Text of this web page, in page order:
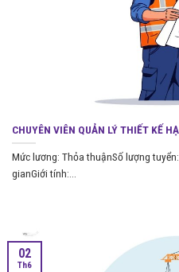
CHUYÊN VIÊN QUẢN LÝ THIẾT KẾ
Mức lương: Thỏa thuậnSố lượng
gianGiới tính:...
02
Th6